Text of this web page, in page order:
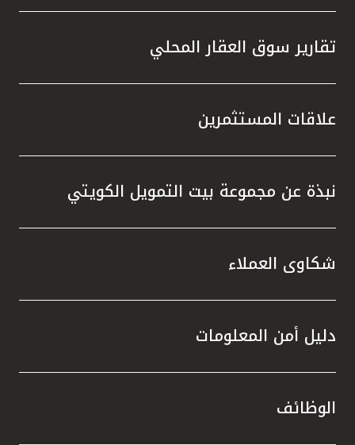
تقارير سوق العقار المحلي
علاقات المستثمرين
نبذة عن مجموعة بيت التمويل الكويتي
شكاوى العملاء
دليل أمن المعلومات
الوظائف